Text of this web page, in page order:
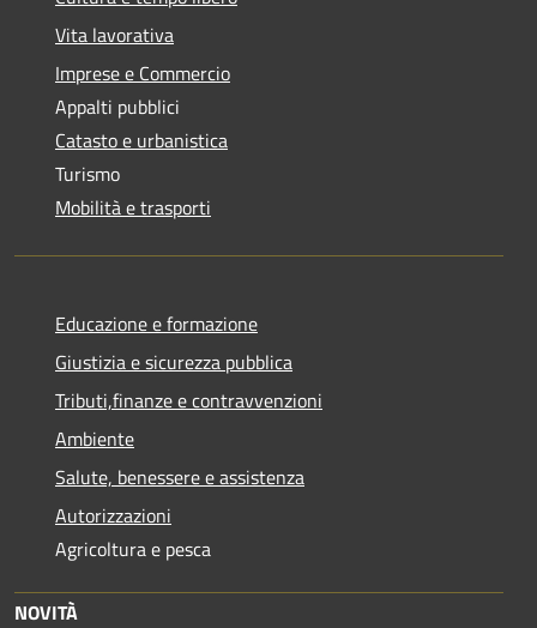
Vita lavorativa
Imprese e Commercio
Appalti pubblici
Catasto e urbanistica
Turismo
Mobilità e trasporti
Educazione e formazione
Giustizia e sicurezza pubblica
Tributi,finanze e contravvenzioni
Ambiente
Salute, benessere e assistenza
Autorizzazioni
Agricoltura e pesca
NOVITÀ